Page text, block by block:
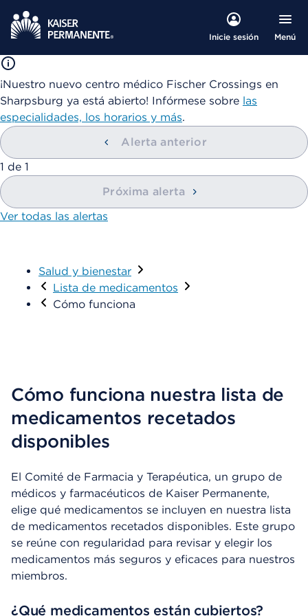
Inicie sesión Menú
¡Nuestro nuevo centro médico Fischer Crossings en
Sharpsburg ya está abierto! Infórmese sobre las
especialidades, los horarios y más.
Alerta anterior
mostrando
1 de 1
Próxima alerta
Ver todas las alertas
Salud y bienestar
Visitar
Lista de medicamentos
Cómo funciona
Cómo funciona nuestra lista de
medicamentos recetados
disponibles
El Comité de Farmacia y Terapéutica, un grupo de
médicos y farmacéuticos de Kaiser Permanente,
elige qué medicamentos se incluyen en nuestra lista
de medicamentos recetados disponibles. Este grupo
se reúne con regularidad para revisar y elegir los
medicamentos más seguros y eficaces para nuestros
miembros.
¿Qué medicamentos están cubiertos?